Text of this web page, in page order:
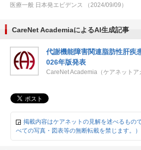
医療一般 日本発エビデンス （2024/09/09）
CareNet AcademiaによるAI生成記事
代謝機能障害関連脂肪性肝疾
026年版発表
CareNet Academia（ケアネットア
掲載内容はケアネットの見解を述べるもの
べての写真・図表等の無断転載を禁じます。）